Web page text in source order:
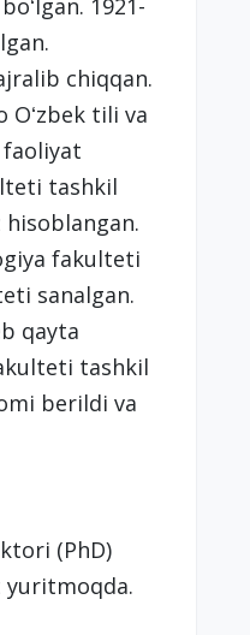
1921-
chiqqan.
tili va
tashkil
fakulteti
sanalgan.
qayta
tashkil
berildi va
(PhD)